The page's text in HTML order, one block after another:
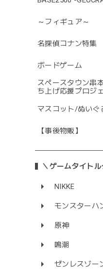
～フィギュア～
名探偵コナン特集
ボードゲーム
スペースタウン串
ち上げ応援プロジ
マスコット/ぬいぐ
【事後物販】
＼ゲームタイト
NIKKE
モンスターハ
原神
鳴潮
ゼンレスゾー